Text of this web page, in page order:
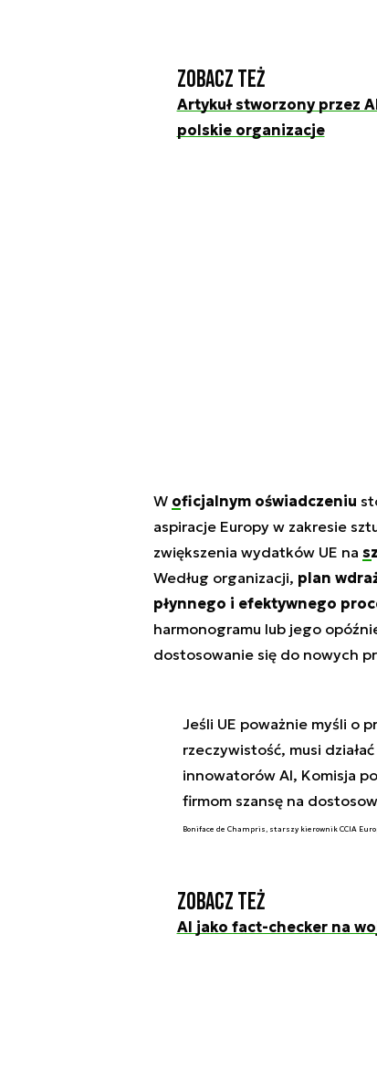
Zobacz też
Artykuł stworzony przez
polskie organizacje
W oficjalnym oświadczeniu
aspiracje Europy w zakresie
zwiększenia wydatków UE na
Według organizacji, plan
płynnego i efektywnego
harmonogramu lub jego
dostosowanie się do nowych
Jeśli UE poważnie myśli o
rzeczywistość, musi
innowatorów AI, Komisja
firmom szansę na
Boniface de Champris, starszy kierownik CCIA
Zobacz też
AI jako fact-checker na